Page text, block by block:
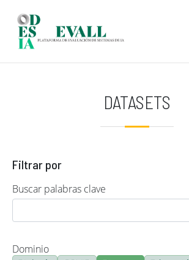
DATASETS
Filtrar por
Buscar palabras clave
Dominio